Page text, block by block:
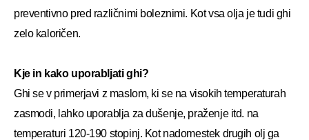
preventivno pred različnimi boleznimi. Kot vsa olja je tudi ghi
zelo kaloričen.
Kje in kako uporabljati ghi?
Ghi se v primerjavi z maslom, ki se na visokih temperaturah
zasmodi, lahko uporablja za dušenje, praženje itd. na
temperaturi 120-190 stopinj. Kot nadomestek drugih olj ga